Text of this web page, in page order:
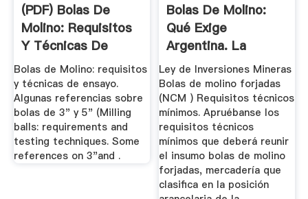
(PDF) Bolas De
Molino: Requisitos
Y Técnicas De
Ensayo ...
Bolas de Molino: requisitos
y técnicas de ensayo.
Algunas referencias sobre
bolas de 3" y 5" (Milling
balls: requirements and
testing techniques. Some
references on 3"and .
Bolas De Molino:
Qué Exige
Argentina. La
Resolución ...
Ley de Inversiones Mineras
Bolas de molino forjadas
(NCM ) Requisitos técnicos
mínimos. Apruébanse los
requisitos técnicos
mínimos que deberá reunir
el insumo bolas de molino
forjadas, mercadería que
clasifica en la posición